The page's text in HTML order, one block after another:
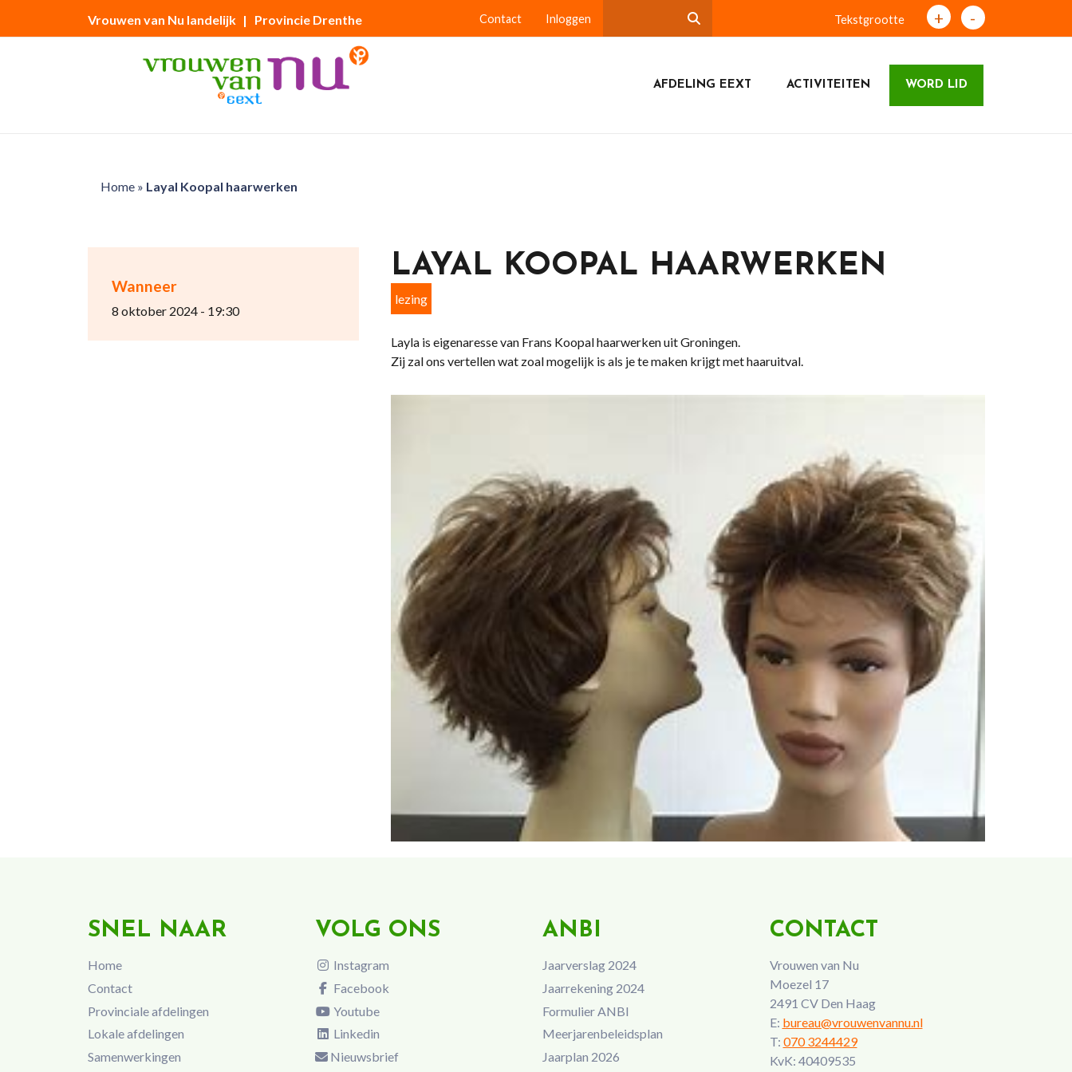
Vrouwen van Nu landelijk | Provincie Drenthe Contact Inloggen Tekstgrootte + -
AFDELING EEXT ACTIVITEITEN WORD LID
Home» Layal Koopal haarwerken
Wanneer
8 oktober 2024 - 19:30
LAYAL KOOPAL HAARWERKEN
lezing
Layla is eigenaresse van Frans Koopal haarwerken uit Groningen.
Zij zal ons vertellen wat zoal mogelijk is als je te maken krijgt met haaruitval.
SNEL NAAR
Home
Contact
Provinciale afdelingen
Lokale afdelingen
Samenwerkingen
VOLG ONS
Instagram
Facebook
Youtube
Linkedin
Nieuwsbrief
ANBI
Jaarverslag 2024
Jaarrekening 2024
Formulier ANBI
Meerjarenbeleidsplan
Jaarplan 2026
CONTACT
Vrouwen van Nu
Moezel 17
2491 CV Den Haag
E: bureau@vrouwenvannu.nl
T: 070 3244429
KvK: 40409535